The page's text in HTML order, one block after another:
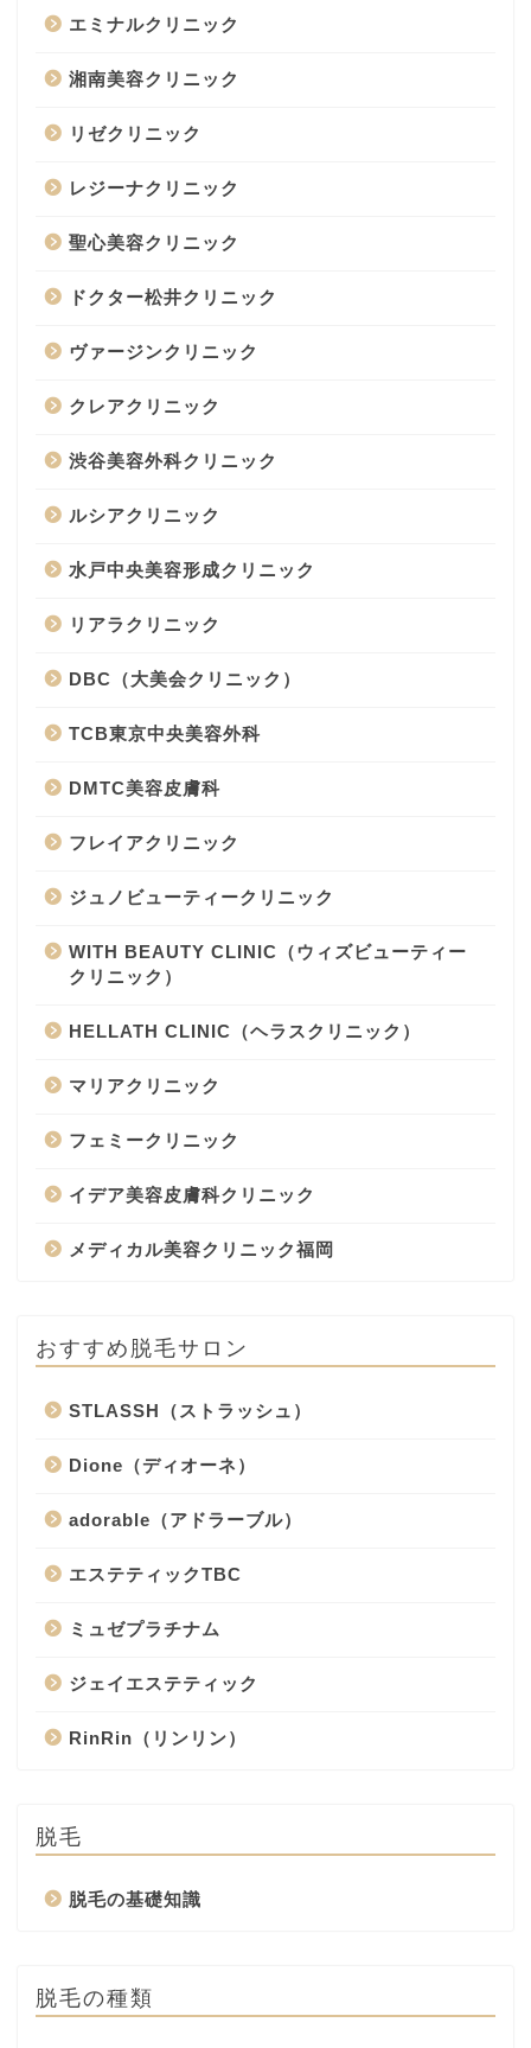
エミナルクリニック
湘南美容クリニック
リゼクリニック
レジーナクリニック
聖心美容クリニック
ドクター松井クリニック
ヴァージンクリニック
クレアクリニック
渋谷美容外科クリニック
ルシアクリニック
水戸中央美容形成クリニック
リアラクリニック
DBC（大美会クリニック）
TCB東京中央美容外科
DMTC美容皮膚科
フレイアクリニック
ジュノビューティークリニック
WITH BEAUTY CLINIC（ウィズビューティー
クリニック）
HELLATH CLINIC（ヘラスクリニック）
マリアクリニック
フェミークリニック
イデア美容皮膚科クリニック
メディカル美容クリニック福岡
おすすめ脱毛サロン
STLASSH（ストラッシュ）
Dione（ディオーネ）
adorable（アドラーブル）
エステティックTBC
ミュゼプラチナム
ジェイエステティック
RinRin（リンリン）
脱毛
脱毛の基礎知識
脱毛の種類